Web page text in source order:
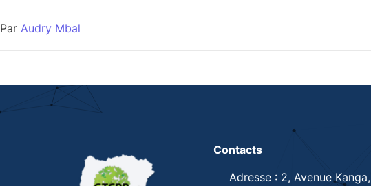
Par Audry Mbal
Contacts
Adresse : 2, Avenue Kanga,